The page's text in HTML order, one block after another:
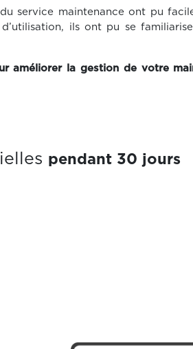
service maintenance ont pu
ils ont pu se
améliorer la gestion de votre
pendant 30 jours